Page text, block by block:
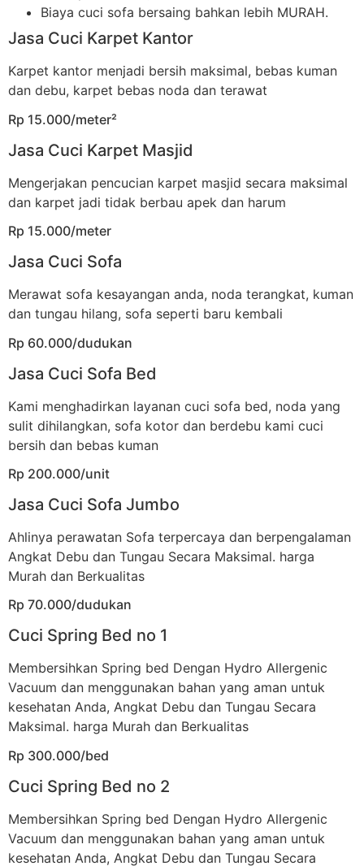
Biaya cuci sofa bersaing bahkan lebih MURAH.
Jasa Cuci Karpet Kantor
Karpet kantor menjadi bersih maksimal, bebas kuman
dan debu, karpet bebas noda dan terawat
Rp 15.000/meter²
Jasa Cuci Karpet Masjid
Mengerjakan pencucian karpet masjid secara maksimal
dan karpet jadi tidak berbau apek dan harum
Rp 15.000/meter
Jasa Cuci Sofa
Merawat sofa kesayangan anda, noda terangkat, kuman
dan tungau hilang, sofa seperti baru kembali
Rp 60.000/dudukan
Jasa Cuci Sofa Bed
Kami menghadirkan layanan cuci sofa bed, noda yang
sulit dihilangkan, sofa kotor dan berdebu kami cuci
bersih dan bebas kuman
Rp 200.000/unit
Jasa Cuci Sofa Jumbo
Ahlinya perawatan Sofa terpercaya dan berpengalaman
Angkat Debu dan Tungau Secara Maksimal. harga
Murah dan Berkualitas
Rp 70.000/dudukan
Cuci Spring Bed no 1
Membersihkan Spring bed Dengan Hydro Allergenic
Vacuum dan menggunakan bahan yang aman untuk
kesehatan Anda, Angkat Debu dan Tungau Secara
Maksimal. harga Murah dan Berkualitas
Rp 300.000/bed
Cuci Spring Bed no 2
Membersihkan Spring bed Dengan Hydro Allergenic
Vacuum dan menggunakan bahan yang aman untuk
kesehatan Anda, Angkat Debu dan Tungau Secara